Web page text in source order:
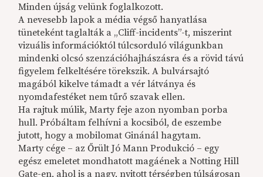
Minden újság velünk foglalkozott.
A nevesebb lapok a média végső hanyatlása
tüneteként taglalták a „Cliff-incidents”-t, miszerint
vizuális információktól túlcsorduló világunkban
mindenki olcsó szenzációhajhászásra és a rövid távú
figyelem felkeltésére törekszik. A bulvársajtó
magából kikelve támadt a vér látványa és
nyomdafestéket nem tűrő szavak ellen.
Ha rajtuk múlik, Marty feje azon nyomban porba
hull. Próbáltam felhívni a kocsiból, de eszembe
jutott, hogy a mobilomat Ginánál hagytam.
Marty cége – az Őrült Jó Mann Produkció – egy
egész emeletet mondhatott magáének a Notting Hill
Gate-en, ahol is a nagy, nyitott térségben túlságosan